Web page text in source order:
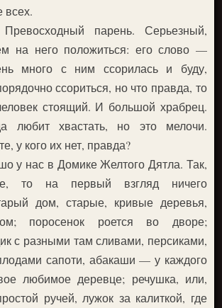
всех.
парень. Серьезный,
на него положиться: его слово —
много с ним ссорилась и буду,
ссориться, но что правда, то
стоящий. И большой храбрец.
любит хвастать, но это мелочи.
у кого их нет, правда?
у нас в Домике Желтого Дятла. Так,
то на первый взгляд ничего
дом, старые, кривые деревья,
поросенок роется во дворе;
с разными там сливами, персиками,
сапоти, абакаши — у каждого
любимое деревце; речушка, или,
ручей, лужок за калиткой, где